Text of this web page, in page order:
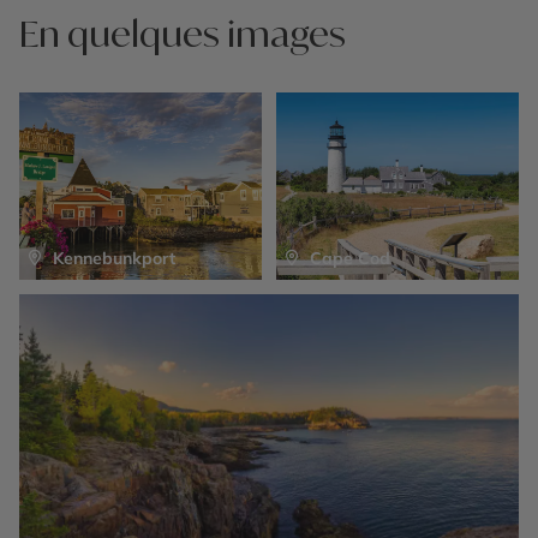
En quelques images
Kennebunkport Cape Cod